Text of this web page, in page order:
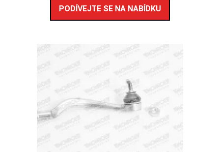
PODÍVEJTE SE NA NABÍDKU